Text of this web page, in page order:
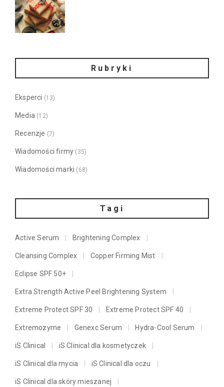
Rubryki
Eksperci (13)
Media (12)
Recenzje (7)
Wiadomości firmy (35)
Wiadomości marki (68)
Tagi
Active Serum Brightening Complex
Cleansing Complex Copper Firming Mist
Eclipse SPF 50+
Extra Strength Active Peel Brightening System
Extreme Protect SPF 30 Extreme Protect SPF 40
Extremozyme Genexc Serum Hydra-Cool Serum
iS Clinical iS Clinical dla kosmetyczek
iS Clinical dla mycia iS Clinical dla oczu
iS Clinical dla skóry mieszanej